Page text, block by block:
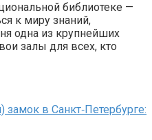
библиотеке —
к миру знаний,
одна из крупнейших
залы для всех, кто
в Санкт‑Петербурге: